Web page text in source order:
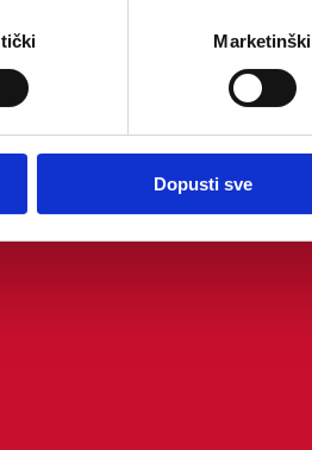
Marketinški
Dopusti sve